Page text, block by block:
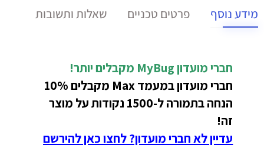
מידע נוסף פרטים טכניים שאלות ותשובות
חברי מועדון MyBug מקבלים יותר!
חברי מועדון במעמד Max מקבלים 10%
הנחה בתמורה ל-1500 נקודות על מוצר
זה!
עדיין לא חברי מועדון? לחצו כאן להירשם